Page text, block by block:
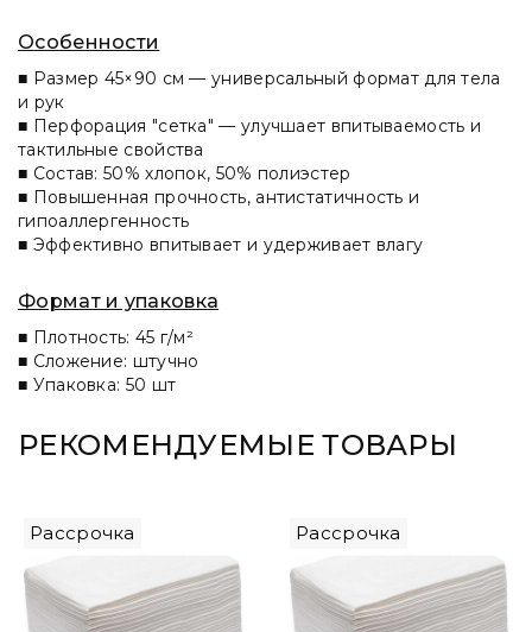
Особенности
■ Размер 45×90 см — универсальный формат для тела
и рук
■ Перфорация "сетка" — улучшает впитываемость и
тактильные свойства
■ Состав: 50% хлопок, 50% полиэстер
■ Повышенная прочность, антистатичность и
гипоаллергенность
■ Эффективно впитывает и удерживает влагу
Формат и упаковка
■ Плотность: 45 г/м²
■ Сложение: штучно
■ Упаковка: 50 шт
РЕКОМЕНДУЕМЫЕ ТОВАРЫ
Рассрочка Рассрочка